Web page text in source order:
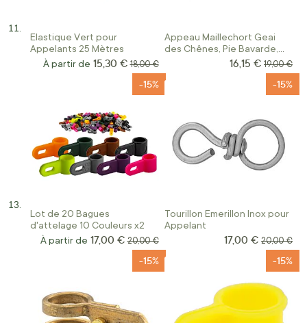
Elastique Vert pour
Appelants 25 Mètres
À partir de 15,30 € Prix normal
18,00 €
Appeau Maillechort Geai
des Chênes, Pie Bavarde,
Prix Spécial
16,15 € Prix
19,00 €
Lot de 20 Bagues
d'attelage 10 Couleurs x2
-15%
À partir de 17,00 € Prix normal
20,00 €
Tourillon Emerillon Inox pour
Appelant
-15%
Prix Spécial
17,00 € Prix
20,00 €
-15% -15%